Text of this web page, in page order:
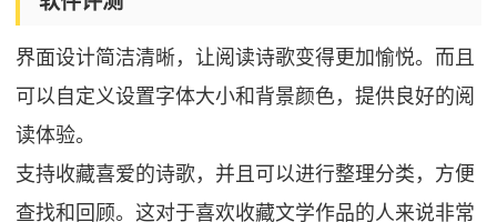
界面设计简洁清晰，让阅读诗歌变得更加愉悦。而且
可以自定义设置字体大小和背景颜色，提供良好的阅
读体验。
支持收藏喜爱的诗歌，并且可以进行整理分类，方便
查找和回顾。这对于喜欢收藏文学作品的人来说非常